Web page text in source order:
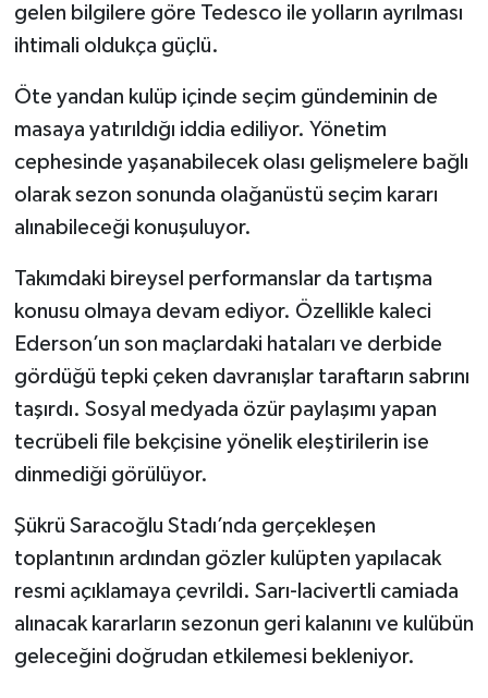
gelen bilgilere göre Tedesco ile yolların ayrılması
ihtimali oldukça güçlü.
Öte yandan kulüp içinde seçim gündeminin de
masaya yatırıldığı iddia ediliyor. Yönetim
cephesinde yaşanabilecek olası gelişmelere bağlı
olarak sezon sonunda olağanüstü seçim kararı
alınabileceği konuşuluyor.
Takımdaki bireysel performanslar da tartışma
konusu olmaya devam ediyor. Özellikle kaleci
Ederson’un son maçlardaki hataları ve derbide
gördüğü tepki çeken davranışlar taraftarın sabrını
taşırdı. Sosyal medyada özür paylaşımı yapan
tecrübeli file bekçisine yönelik eleştirilerin ise
dinmediği görülüyor.
Şükrü Saracoğlu Stadı’nda gerçekleşen
toplantının ardından gözler kulüpten yapılacak
resmi açıklamaya çevrildi. Sarı-lacivertli camiada
alınacak kararların sezonun geri kalanını ve kulübün
geleceğini doğrudan etkilemesi bekleniyor.
Formula 1
Hentbol
At Yarışı
Boks
Halter
Motor Sporları
Su Sporları
Diğer Spor Dalları
Futbolcular